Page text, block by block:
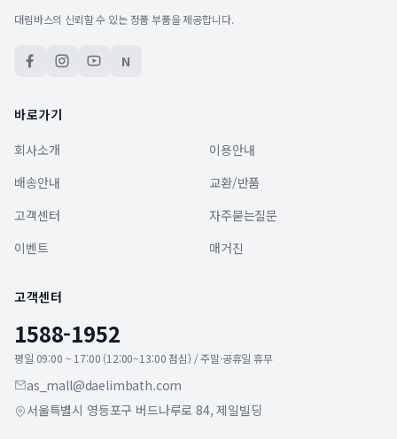
대림바스의 신뢰할 수 있는 정품 부품을 제공합니다.
N
바로가기
회사소개
이용안내
배송안내
교환/반품
고객센터
자주묻는질문
이벤트
매거진
고객센터
1588-1952
평일 09:00 ~ 17:00 (12:00~13:00 점심) / 주말·공휴일 휴무
as_mall@daelimbath.com
서울특별시 영등포구 버드나루로 84, 제일빌딩